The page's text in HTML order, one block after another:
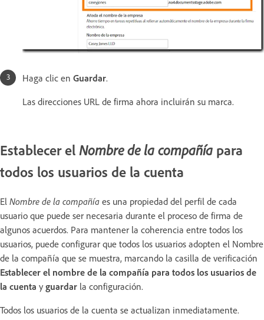
Haga clic en Guardar.
Las direcciones URL de firma ahora incluirán su marca.
Establecer el Nombre de la compañía para
todos los usuarios de la cuenta
El Nombre de la compañía es una propiedad del perfil de cada
usuario que puede ser necesaria durante el proceso de firma de
algunos acuerdos. Para mantener la coherencia entre todos los
usuarios, puede configurar que todos los usuarios adopten el Nombre
de la compañía que se muestra, marcando la casilla de verificación
Establecer el nombre de la compañía para todos los usuarios de
la cuenta y guardar la configuración.
Todos los usuarios de la cuenta se actualizan inmediatamente.